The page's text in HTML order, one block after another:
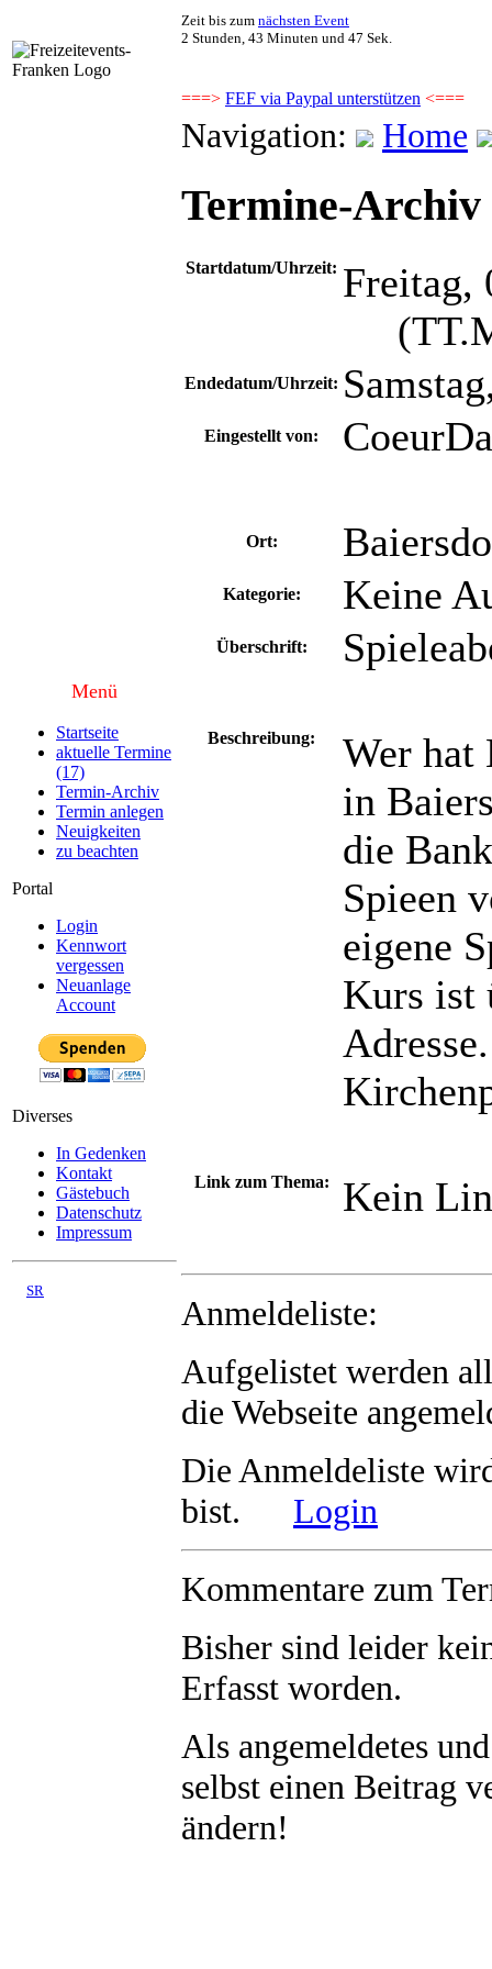
Zeit bis zum nächsten Event
2 Stunden, 43 Minuten und 47 Sek.
===> FEF via Paypal unterstützen <===
Menü
Startseite
aktuelle Termine
(17)
Termin-Archiv
Termin anlegen
Neuigkeiten
zu beachten
Portal
Login
Kennwort
vergessen
Neuanlage
Account
Diverses
In Gedenken
Kontakt
Gästebuch
Datenschutz
Impressum
SR
Navigation: Home
Termine-
Startdatum/Uhrzeit: Freitag,
Endedatum/Uhrzeit:
Eingestellt von:
Ort:
Kategorie: Keine
Überschrift:
Beschreibung:
Wer hat
in
die
Spieen
eigene
Kurs ist
Link zum Thema: Kein
Anmeldeliste:
Aufgelistet werden
die Webseite
Die Anmeldeliste
bist. Login
Kommentare zum
Bisher sind leider
Erfasst worden.
Als angemeldetes
selbst einen Beitrag
ändern!